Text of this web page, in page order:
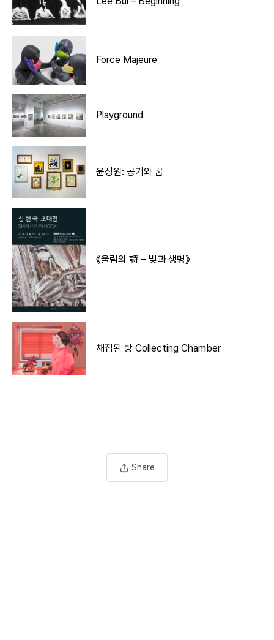
Force Majeure
Playground
윤정원: 공기와 꿈
《울림의 詩 – 빛과 생명》
채집된 방 Collecting Chamber
Share